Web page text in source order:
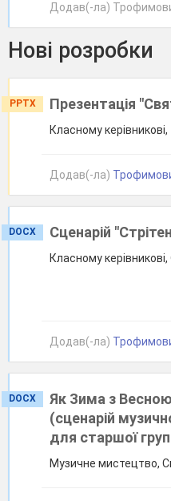
Додав(-ла)
Нові розробки
PPTX Презентація
Класному
Додав(-ла)
DOCX Сценарій
Класному керівникові,
Додав(-ла)
DOCX
Як Зима з
(сценарій
для старшої
Музичне мистецтво,